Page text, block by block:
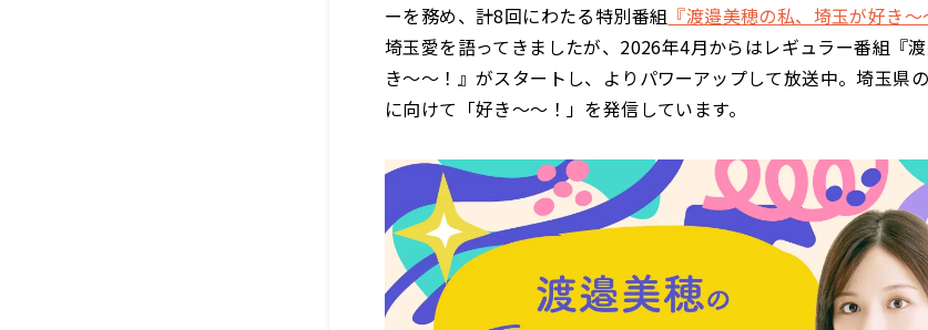
ーを務め、計8回にわたる特別番組 『渡邉美穂の私、埼玉が好き～
埼玉愛を語ってきましたが、2026年4月からはレギュラー番組『
き～～！』がスタートし、よりパワーアップして放送中。埼玉県
に向けて「好き～～！」を発信しています。